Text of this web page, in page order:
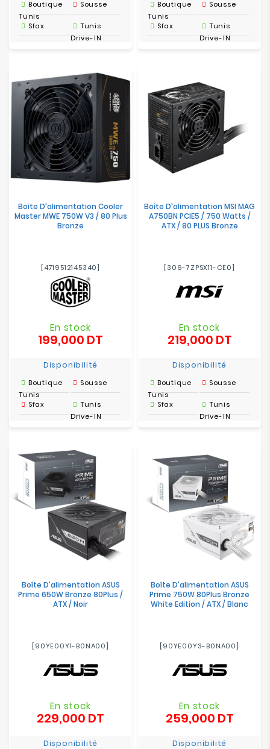
Boutique
Tunis
Sousse
Sfax
Tunis
Drive-IN
Boutique
Tunis
Sousse
Sfax
Tunis
Drive-IN
Boite D'alimentation Cooler
Master MWE 750W V3 / 80 Plus
Bronze
[4719512145340]
En stock
199,000 DT
Disponibilité
Boutique
Tunis
Sousse
Sfax
Tunis
Drive-IN
Boîte D'alimentation MSI MAG
A750BN PCIE5 / 750 Watts /
ATX / 80 PLUS Bronze
[306-7ZPSX11-CE0]
En stock
219,000 DTPrix
Disponibilité
Boutique
Tunis
Sousse
Sfax
Tunis
Drive-IN
Boîte D'alimentation ASUS
Prime 650W Bronze 80Plus /
ATX / Noir
[90YE00Y1-B0NA00]
En stock
229,000 DT
Disponibilité
Boîte D'alimentation ASUS
Prime 750W 80Plus Bronze
White Edition / ATX / Blanc
[90YE00Y3-B0NA00]
En stock
259,000 DTPrix
Disponibilité